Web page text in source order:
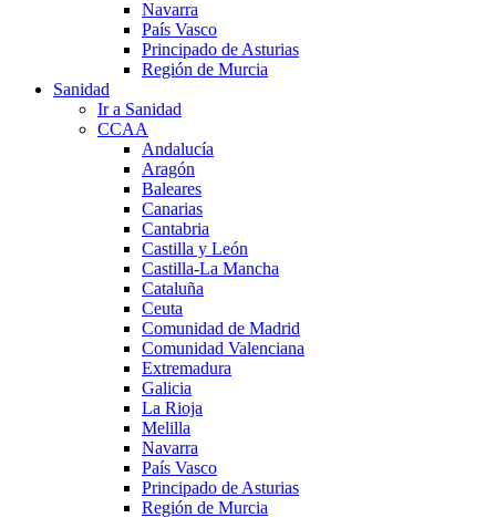
Navarra
País Vasco
Principado de Asturias
Región de Murcia
Sanidad
Ir a Sanidad
CCAA
Andalucía
Aragón
Baleares
Canarias
Cantabria
Castilla y León
Castilla-La Mancha
Cataluña
Ceuta
Comunidad de Madrid
Comunidad Valenciana
Extremadura
Galicia
La Rioja
Melilla
Navarra
País Vasco
Principado de Asturias
Región de Murcia